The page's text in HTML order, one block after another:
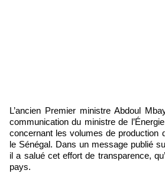
L’ancien Premier ministre Abdoul Mbaye a réagi à la récente
communication du ministre de
concernant les volumes de production
le Sénégal. Dans un message publié
il a salué cet effort de transparence,
pays.